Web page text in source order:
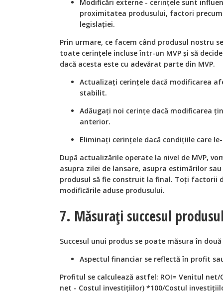
Modificări externe - cerințele sunt
proximitatea produsului, factori
legislației.
Prin urmare, ce facem când produsul nostru
toate cerințele incluse într-un MVP și să
dacă acesta este cu adevărat parte din MVP.
Actualizați cerințele dacă modificarea
stabilit.
Adăugați noi cerințe dacă modificarea
anterior.
Eliminați cerințele dacă condițiile care
După actualizările operate la nivel de MVP,
asupra zilei de lansare, asupra estimărilor
produsul să fie construit la final. Toți factorii
modificările aduse produsului.
7. Măsurați succesul
Succesul unui produs se poate măsura în
Aspectul financiar se reflectă în profit
Profitul se calculează astfel: ROI= Venitul
net - Costul investițiilor) *100/Costul